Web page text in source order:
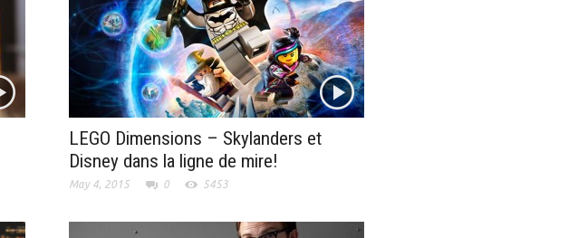
LEGO Dimensions – Skylanders et
Disney dans la ligne de mire!
May 4, 2015 0 5453